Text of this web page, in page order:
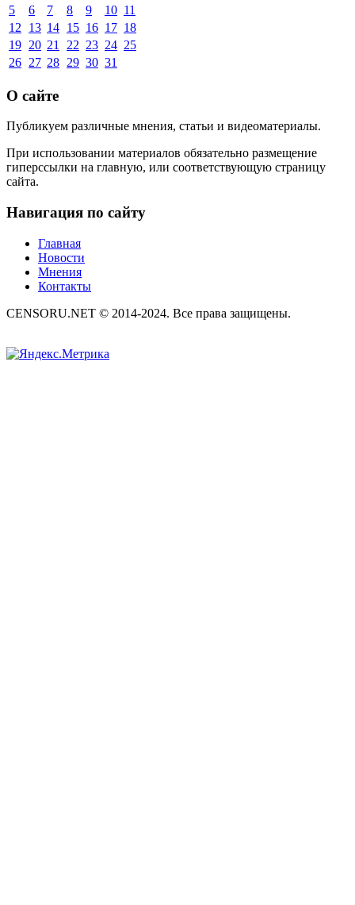
5
6 7 8 9 10 11
12
13 14 15 16 17 18
19 20 21 22 23 24 25
26 27 28 29 30 31
О сайте
Публикуем различные мнения, статьи и видеоматериалы.
При использовании материалов обязательно размещение
гиперссылки на главную, или соответствующую страницу
сайта.
Навигация по сайту
Главная
Новости
Мнения
Контакты
CENSORU.NET © 2014-2024. Все права защищены.